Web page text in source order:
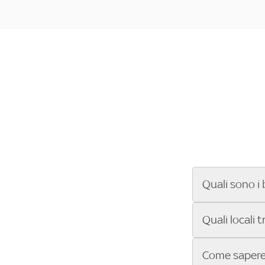
Quali sono i
Se cerchi un
ENILIVE, la
Sky Bar ti
Quali locali
Vuoi sapere
Come